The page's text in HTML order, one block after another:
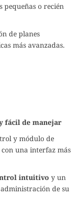
pequeñas o recién
de planes
más avanzadas.
fácil de manejar
y módulo de
una interfaz más
intuitivo y un
de su